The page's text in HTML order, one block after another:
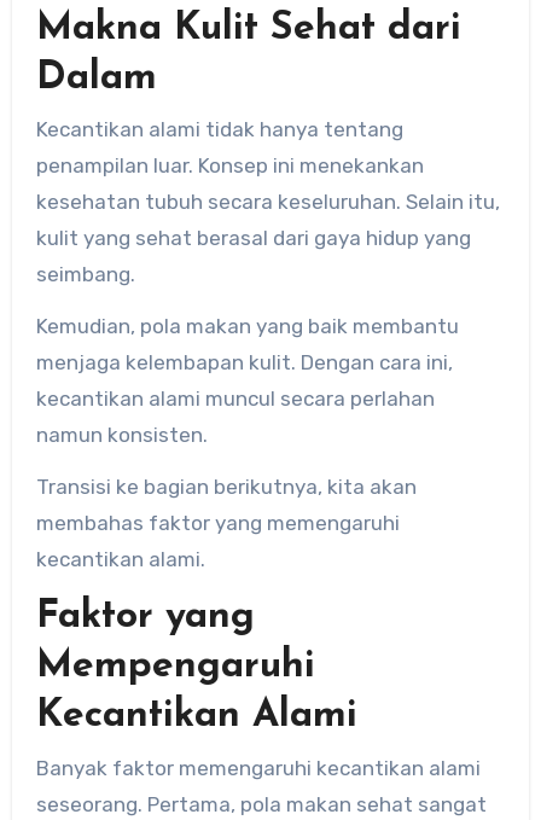
Makna Kulit Sehat dari
Dalam
Kecantikan alami tidak hanya tentang
penampilan luar. Konsep ini menekankan
kesehatan tubuh secara keseluruhan. Selain itu,
kulit yang sehat berasal dari gaya hidup yang
seimbang.
Kemudian, pola makan yang baik membantu
menjaga kelembapan kulit. Dengan cara ini,
kecantikan alami muncul secara perlahan
namun konsisten.
Transisi ke bagian berikutnya, kita akan
membahas faktor yang memengaruhi
kecantikan alami.
Faktor yang
Mempengaruhi
Kecantikan Alami
Banyak faktor memengaruhi kecantikan alami
seseorang. Pertama, pola makan sehat sangat